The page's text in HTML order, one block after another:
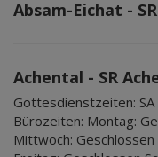
Absam-Eichat -
Achental - SR
Gottesdienstzeiten:
Bürozeiten: Montag:
Mittwoch: